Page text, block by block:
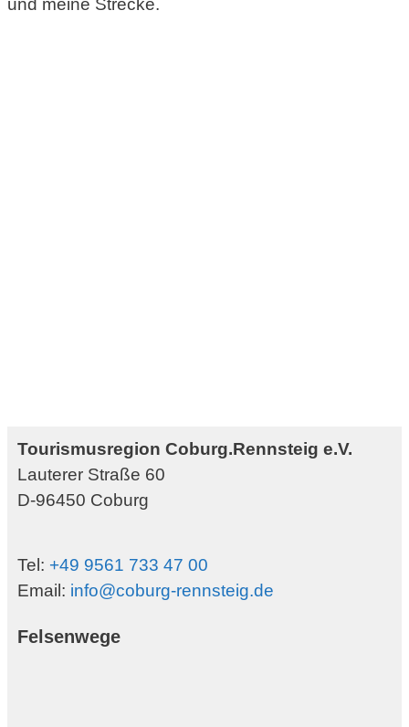
und meine Strecke.
Tourismusregion Coburg.Rennsteig e.V.
Lauterer Straße 60
D-96450 Coburg
Tel: +49 9561 733 47 00
Email: info@coburg-rennsteig.de
Felsenwege